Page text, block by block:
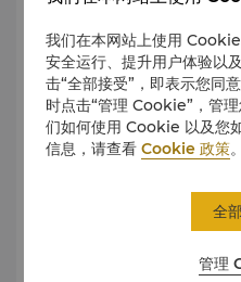
我们在本网站上使用
安全运行、提升用户体验以
击“全部接受”，即表示您同
时点击“管理 Cookie”，管
们如何使用 Cookie 以及您
信息，请查看Cookie 政策。
管理
全